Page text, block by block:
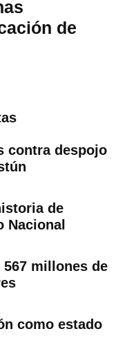
de
contra despojo
de
Nacional
567 millones de
como estado